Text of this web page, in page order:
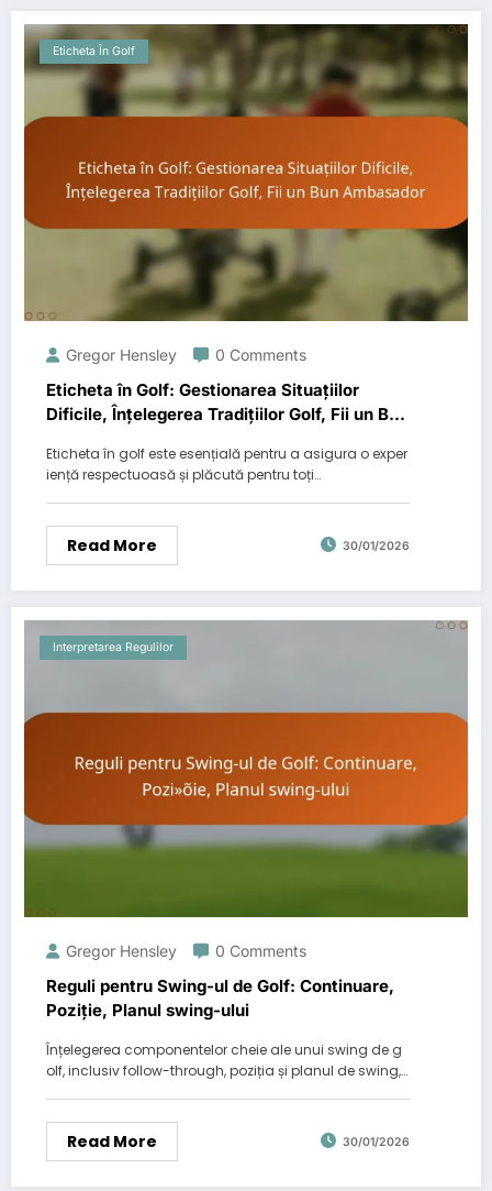
Eticheta În Golf
Gregor Hensley 0 Comments
Eticheta în Golf: Gestionarea Situațiilor
Dificile, Înțelegerea Tradițiilor Golf, Fii un Bun
Eticheta în golf este esențială pentru a asigura o exper
iență respectuoasă și plăcută pentru toți…
Read More 30/01/2026
Interpretarea Regulilor
Gregor Hensley 0 Comments
Reguli pentru Swing-ul de Golf: Continuare,
Poziție, Planul swing-ului
Înțelegerea componentelor cheie ale unui swing de g
olf, inclusiv follow-through, poziția și planul de swing,…
Read More 30/01/2026